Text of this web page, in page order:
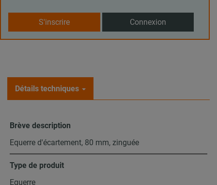
S'inscrire Connexion
Détails techniques
Brève description
Equerre d'écartement, 80 mm, zinguée
Type de produit
Equerre